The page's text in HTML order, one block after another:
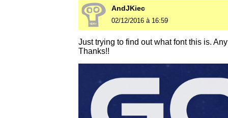
AndJKiec
02/12/2016 à 16:59
Just trying to find out what font this is.
Thanks!!